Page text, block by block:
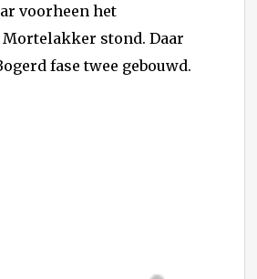
voorheen het
stond. Daar
fase twee gebouwd.